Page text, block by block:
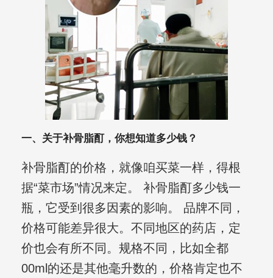
一、关于补骨脂酊，你想知道多少钱？
补骨脂酊的价格，就像咱买菜一样，得根
据“菜市场”情况来定。 补骨脂酊多少钱一
瓶，它受到很多因素的影响。 品牌不同，
价格可能差异很大。不同地区的药店，定
价也会有所不同。规格不同，比如全都
00ml的还是其他毫升数的，价格肯定也不